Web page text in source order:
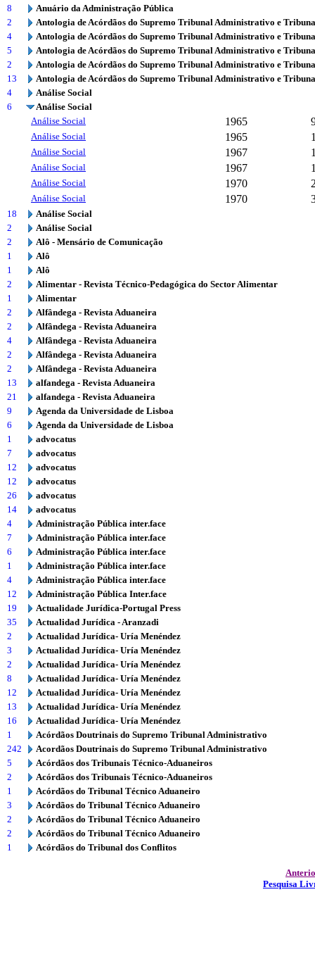
8
Anuário da Administração Pública
2
Antologia de Acórdãos do Supremo Tribunal Administrativo e
4
Antologia de Acórdãos do Supremo Tribunal Administrativo e
5
Antologia de Acórdãos do Supremo Tribunal Administrativo e
2
Antologia de Acórdãos do Supremo Tribunal Administrativo e
13
Antologia de Acórdãos do Supremo Tribunal Administrativo e
4
Análise Social
6
Análise Social
Análise Social
1965
Análise Social 1965
Análise Social 1967
Análise Social 1967
Análise Social 1970
Análise Social 1970
18
Análise Social
2
Análise Social
2
Alô - Mensário de Comunicação
1
Alô
1
Alô
2
Alimentar - Revista Técnico-Pedagógica do Sector Alimentar
1
Alimentar
2
Alfândega - Revista Aduaneira
2
Alfândega - Revista Aduaneira
4
Alfândega - Revista Aduaneira
2
Alfândega - Revista Aduaneira
2
Alfândega - Revista Aduaneira
13
alfandega - Revista Aduaneira
21
alfandega - Revista Aduaneira
9
Agenda da Universidade de Lisboa
6
Agenda da Universidade de Lisboa
1
advocatus
7
advocatus
12
advocatus
12
advocatus
26
advocatus
14
advocatus
4
Administração Pública inter.face
7
Administração Pública inter.face
6
Administração Pública inter.face
1
Administração Pública inter.face
4
Administração Pública inter.face
12
Administração Pública Inter.face
19
Actualidade Jurídica-Portugal Press
35
Actualidad Jurídica - Aranzadi
2
Actualidad Jurídica- Uría Menéndez
3
Actualidad Jurídica- Uría Menéndez
2
Actualidad Jurídica- Uría Menéndez
8
Actualidad Jurídica- Uría Menéndez
12
Actualidad Jurídica- Uría Menéndez
13
Actualidad Jurídica- Uría Menéndez
16
Actualidad Jurídica- Uría Menéndez
1
Acórdãos Doutrinais do Supremo Tribunal Administrativo
242
Acordãos Doutrinais do Supremo Tribunal Administrativo
5
Acórdãos dos Tribunais Técnico-Aduaneiros
2
Acórdãos dos Tribunais Técnico-Aduaneiros
1
Acórdãos do Tribunal Técnico Aduaneiro
3
Acórdãos do Tribunal Técnico Aduaneiro
2
Acórdãos do Tribunal Técnico Aduaneiro
2
Acórdãos do Tribunal Técnico Aduaneiro
1
Acórdãos do Tribunal dos Conflitos
Pesquisa